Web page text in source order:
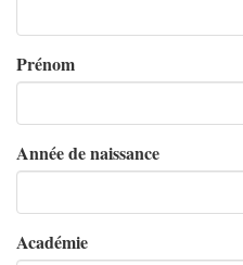
Prénom
Année de naissance
Académie